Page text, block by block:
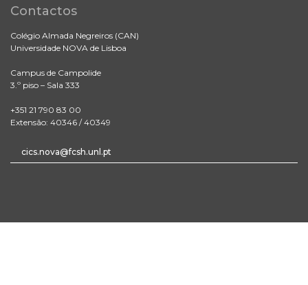
Contactos
Colégio Almada Negreiros (CAN)
Universidade NOVA de Lisboa
Campus de Campolide
3.º piso – Sala 333
+351 21 790 83 00
Extensão: 40346 / 40349
cics.nova@fcsh.unl.pt